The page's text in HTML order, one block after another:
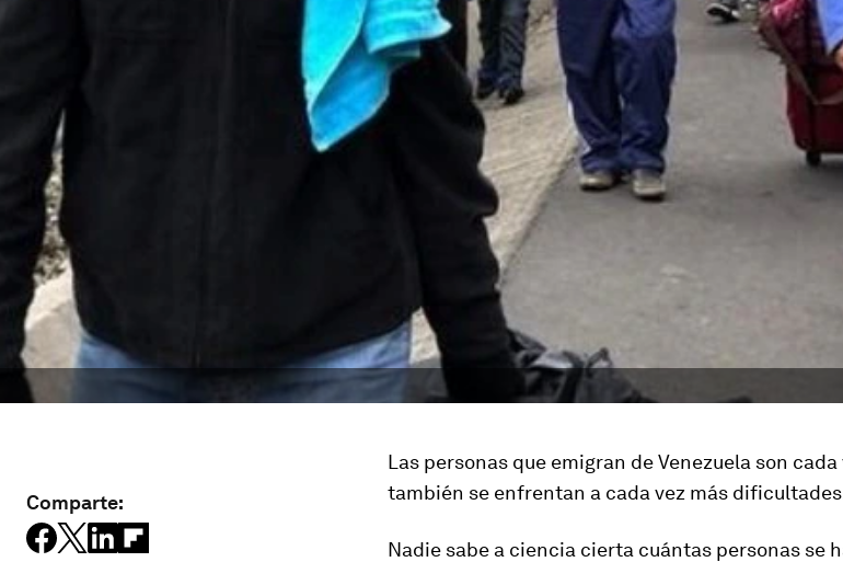
Comparte:
Las personas que emigran de Venezuela son
también se enfrentan a cada vez más
Nadie sabe a ciencia cierta cuántas personas se